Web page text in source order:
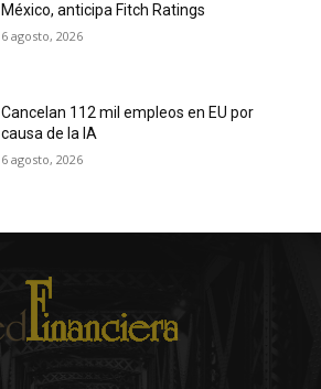
México, anticipa Fitch Ratings
6 agosto, 2026
Cancelan 112 mil empleos en EU por
causa de la IA
6 agosto, 2026